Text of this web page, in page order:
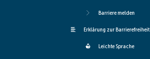
Barriere melden
Erklärung zur Barrierefreiheit
Leichte Sprache